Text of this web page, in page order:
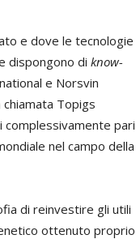
e dove le tecnologie
dispongono di know-
e Norsvin
chiamata Topigs
complessivamente pari
nel campo della
di reinvestire gli utili
ottenuto proprio